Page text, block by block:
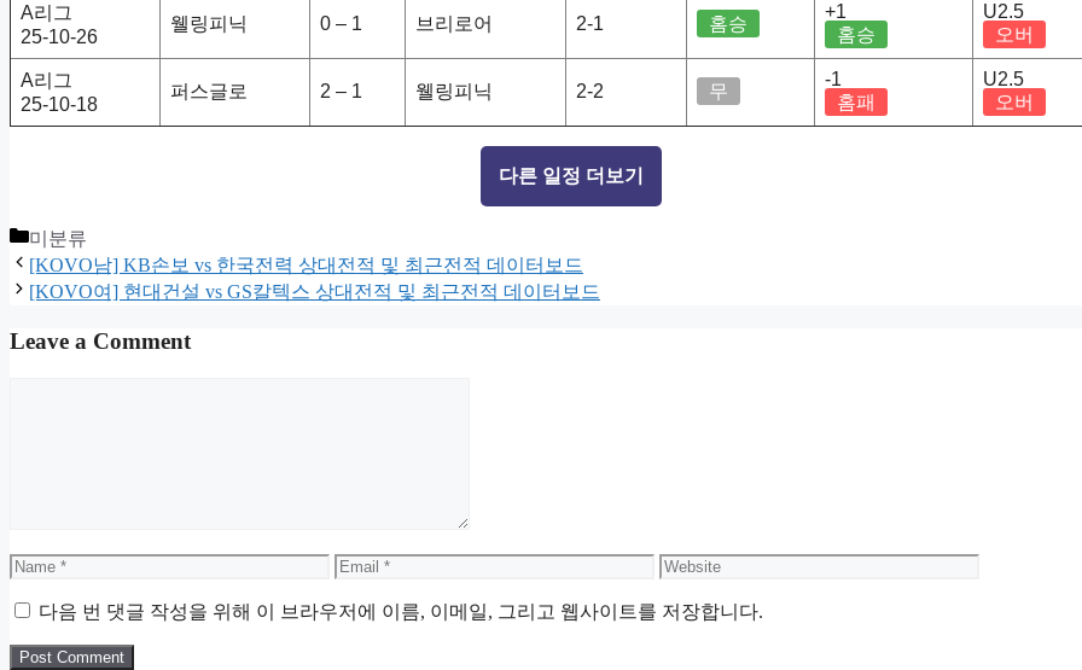
A리그
25-10-26
웰링피닉 0 – 1 브리로어 2-1 홈승
+1
홈승
U2.5
오버
A리그
25-10-18
퍼스글로 2 – 1 웰링피닉 2-2 무
-1
홈패
U2.5
오버
다른 일정 더보기
Categories
미분류
[KOVO남] KB손보 vs 한국전력 상대전적 및 최근전적 데이터보드
[KOVO여] 현대건설 vs GS칼텍스 상대전적 및 최근전적 데이터보드
Leave a Comment
Name Email Website
다음 번 댓글 작성을 위해 이 브라우저에 이름, 이메일, 그리고 웹사이트를 저장합니다.